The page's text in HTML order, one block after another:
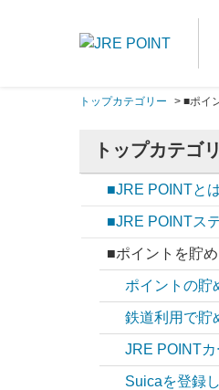
トップカテゴリー > ■ポイ
トップカテゴ
■JRE POINTと
■JRE POINTス
■ポイントを貯
ポイントの貯
鉄道利用で貯
JRE POINT
Suicaを登録